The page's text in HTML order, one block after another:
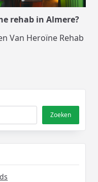
rehab in Almere?
Van Heroïne Rehab
Zoeken